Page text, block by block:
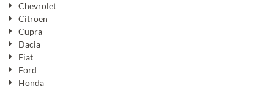
Chevrolet
Citroën
Cupra
Dacia
Fiat
Ford
Honda